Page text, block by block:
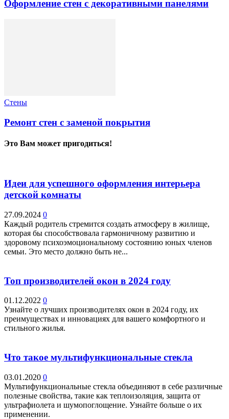
Оформление стен с декоративными панелями
Стены
Ремонт стен с заменой покрытия
Это Вам может пригодиться!
Идеи для успешного оформления интерьера
детской комнаты
27.09.2024 0
Каждый родитель стремится создать атмосферу в жилище,
которая бы способствовала гармоничному развитию и
здоровому психоэмоциональному состоянию юных членов
семьи. Это место должно быть не...
Топ производителей окон в 2024 году
01.12.2022 0
Узнайте о лучших производителях окон в 2024 году, их
преимуществах и инновациях для вашего комфортного и
стильного жилья.
Что такое мультифункциональные стекла
03.01.2020 0
Мультифункциональные стекла объединяют в себе различные
полезные свойства, такие как теплоизоляция, защита от
ультрафиолета и шумопоглощение. Узнайте больше о их
применении.